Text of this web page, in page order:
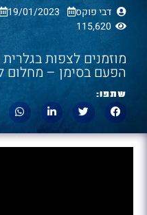
דבי פוקס 19/01/2023
115,620
הפעם בסימן – מחלום
שתפו: